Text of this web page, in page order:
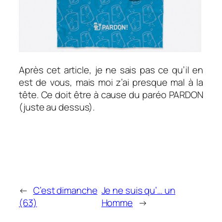
Après cet article, je ne sais pas ce qu’il en
est de vous, mais moi z’ai presque mal à la
tête. Ce doit être à cause du paréo PARDON
(juste au dessus).
← C’est dimanche
(63)
Je ne suis qu’… un
Homme →